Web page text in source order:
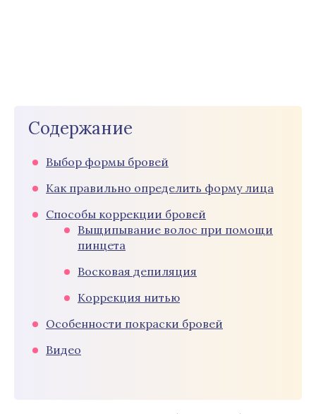
Содержание
Выбор формы бровей
Как правильно определить форму лица
Способы коррекции бровей
Выщипывание волос при помощи
пинцета
Восковая депиляция
Коррекция нитью
Особенности покраски бровей
Видео